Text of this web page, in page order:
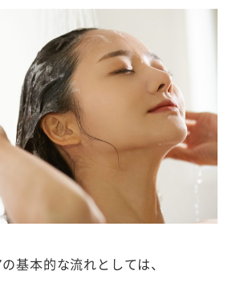
基本的な流れとしては、